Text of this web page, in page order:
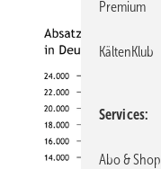
Premium
KältenKlub
Services
Abo & Shop